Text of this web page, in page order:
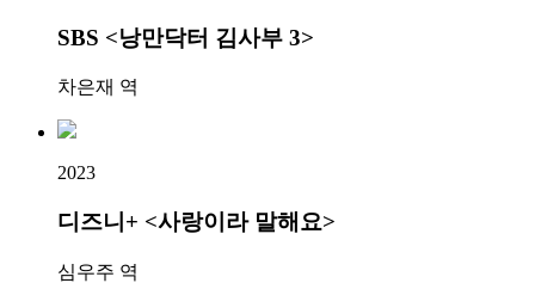
SBS <낭만닥터 김사부 3>
차은재 역
2023
디즈니+ <사랑이라 말해요>
심우주 역